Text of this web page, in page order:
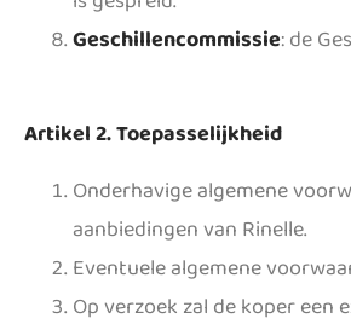
Geschillencommissie: de
Artikel 2. Toepasselijkheid
Onderhavige algemene
aanbiedingen van Rinelle.
Eventuele algemene
Op verzoek zal de koper